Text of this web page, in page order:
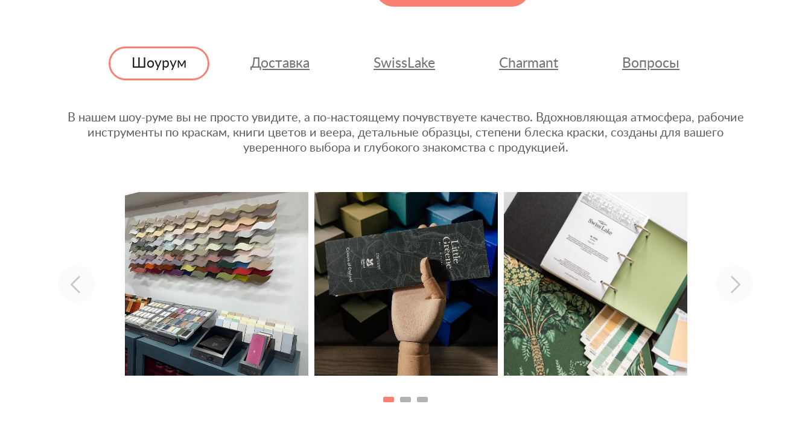
Шоурум Доставка SwissLake Charmant Вопросы
В нашем шоу-руме вы не просто увидите, а по-настоящему почувствуете качество. Вдохновляющая атмосфера, рабочие
инструменты по краскам, книги цветов и веера, детальные образцы, степени блеска краски, созданы для вашего
уверенного выбора и глубокого знакомства с продукцией.